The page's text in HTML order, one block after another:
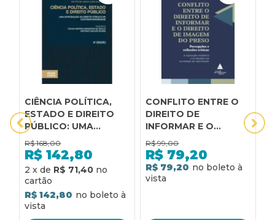
CIÊNCIA POLÍTICA,
ESTADO E DIREITO
PÚBLICO: UMA
INTRODUÇÃO AO
DIREITO PÚBLICO DA
CONTEMPORANEIDADE
6ª EDIÇÃO
R$ 168,00
R$ 142,80
2 x de R$ 71,40
R$ 142,80
CONFLITO ENTRE O
DIREITO DE
INFORMAR E O
DIREITO DE IMAGEM
DO PRESO
R$ 99,00
R$ 79,20
R$ 79,20